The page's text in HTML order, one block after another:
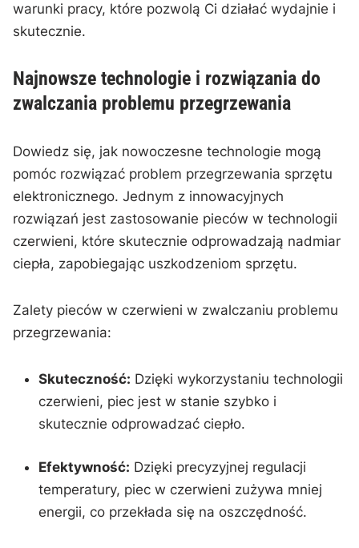
warunki pracy, które pozwolą Ci działać wydajnie i‍
skutecznie.
Najnowsze technologie i rozwiązania⁤ do
zwalczania problemu przegrzewania
Dowiedz się, ‌jak nowoczesne technologie mogą
pomóc rozwiązać problem przegrzewania sprzętu
‍elektronicznego. Jednym z innowacyjnych
rozwiązań jest zastosowanie pieców w ‍technologii
czerwieni, które skutecznie odprowadzają nadmiar
ciepła, zapobiegając uszkodzeniom sprzętu.
Zalety pieców w czerwieni w zwalczaniu problemu
przegrzewania:
Skuteczność: Dzięki wykorzystaniu technologii
czerwieni, piec jest ⁤w stanie szybko i
skutecznie odprowadzać⁣ ciepło.
Efektywność: Dzięki precyzyjnej regulacji
temperatury, piec w czerwieni‌ zużywa mniej
⁣energii, co przekłada się na oszczędność.